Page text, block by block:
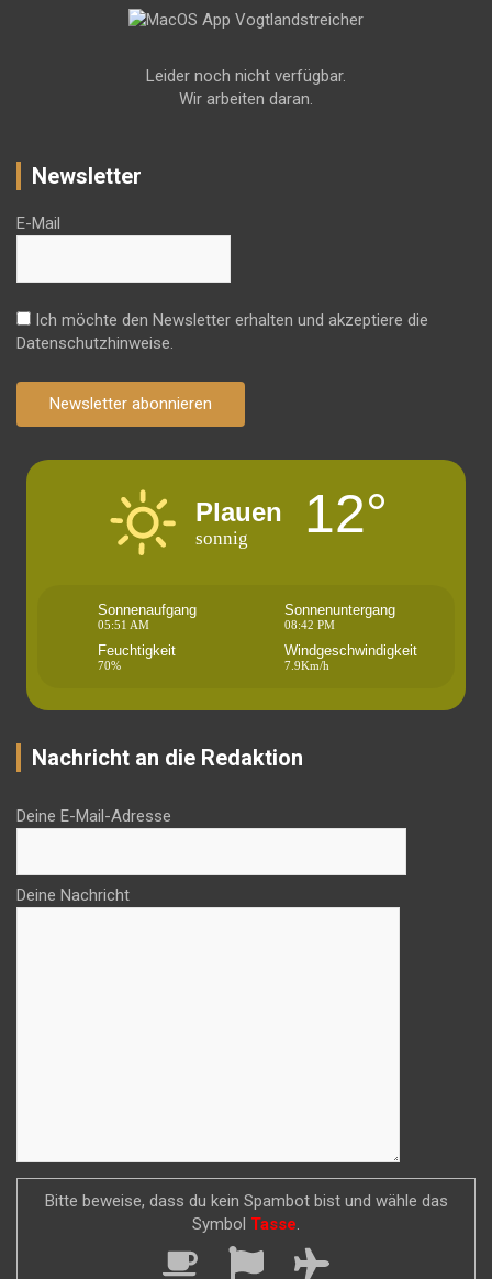
Leider noch nicht verfügbar.
Wir arbeiten daran.
Newsletter
E-Mail
Ich möchte den Newsletter erhalten und akzeptiere die
Datenschutzhinweise.
Newsletter abonnieren
Plauen
sonnig 12°
Sonnenaufgang
05:51 AM
Sonnenuntergang
08:42 PM
Feuchtigkeit
70%
Windgeschwindigkeit
7.9Km/h
Nachricht an die Redaktion
Deine E-Mail-Adresse
Deine Nachricht
Bitte beweise, dass du kein Spambot bist und wähle das
Symbol Tasse.